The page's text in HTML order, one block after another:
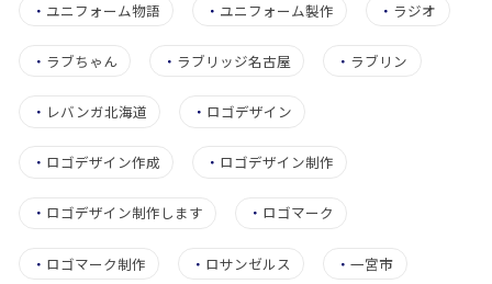
・ ユニフォーム物語 ・ ユニフォーム製作 ・ ラジオ
・ ラブちゃん ・ ラブリッジ名古屋 ・ ラブリン
・ レバンガ北海道 ・ ロゴデザイン
・ ロゴデザイン作成 ・ ロゴデザイン制作
・ ロゴデザイン制作します ・ ロゴマーク
・ ロゴマーク制作 ・ ロサンゼルス ・一宮市